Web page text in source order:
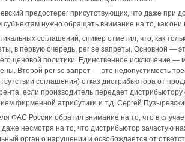
предостерег присутствующих, что даже при
нужно обращать внимание на то, как
соглашений, спикер отметил, что, как
в первую очередь, per se запреты. Основной —
ценовой политики. Единственное исключение —
Второй per se запрет — это недопустимость
соглашения) отказ дистрибьютора от
если производитель передает
фирменной атрибутики и т.д. Сергей
ФАС России обратил внимание на то, что в
несмотря на то, что дистрибьютор зачастую
орган о нарушении и освобождается от